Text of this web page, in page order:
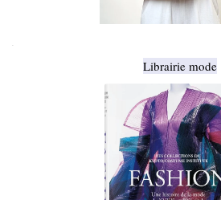
Librairie mode